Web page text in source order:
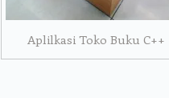
Aplilkasi Toko Buku C++